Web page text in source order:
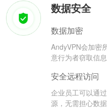
数据安全
数据加密
AndyVPN会加密
意行为者窃取信息
安全远程访问
企业员工可以通
源，无需担心数据